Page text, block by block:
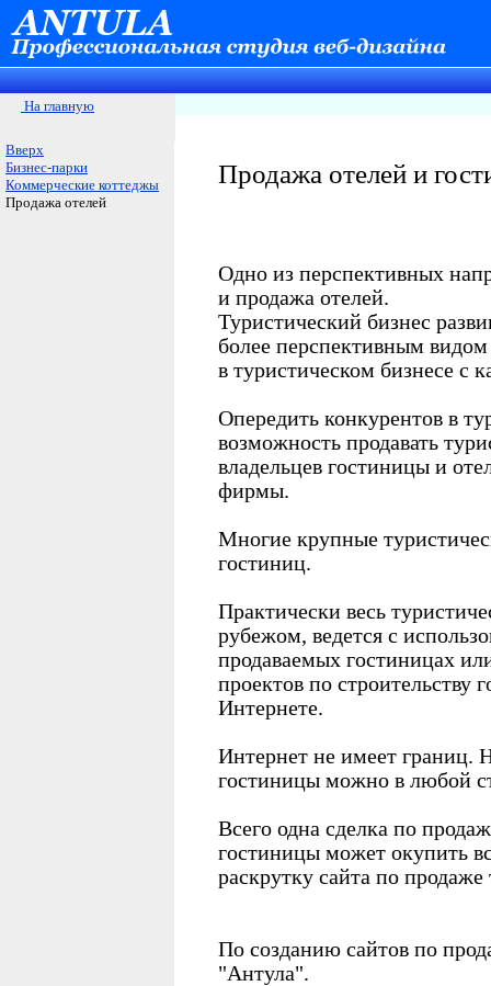
На главную
Вверх
Бизнес-парки
Коммерческие коттеджы
Продажа отелей
Продажа отелей и
Одно из перспективных
и продажа отелей.
Туристический бизнес
более перспективным
в туристическом бизнесе с
Опередить конкурентов в
возможность продавать
владельцев гостиницы и
фирмы.
Многие крупные
гостиниц.
Практически весь
рубежом, ведется с
продаваемых гостиницах
проектов по
Интернете.
Интернет не имеет границ.
гостиницы можно в любой
Всего одна сделка по
гостиницы может окупить
раскрутку сайта по
По созданию сайтов по
"Антула".